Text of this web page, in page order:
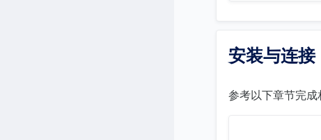
安装与连接
参考以下章节完成